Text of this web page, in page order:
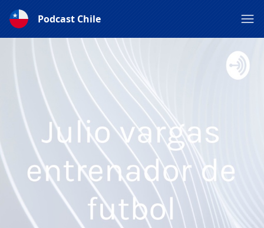
Podcast Chile